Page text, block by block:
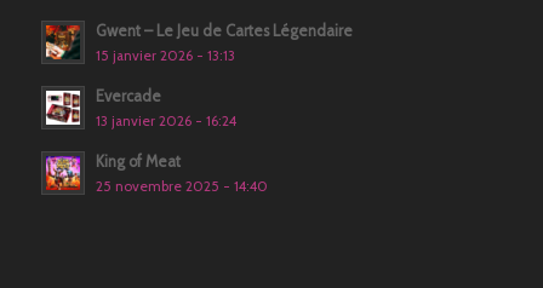
Gwent – Le Jeu de Cartes Légendaire
15 janvier 2026 - 13:13
Evercade
13 janvier 2026 - 16:24
King of Meat
25 novembre 2025 - 14:40